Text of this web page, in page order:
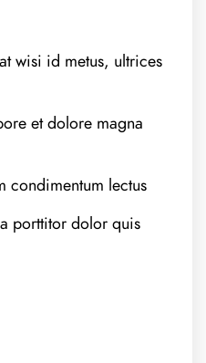
wisi id metus, ultrices
et dolore magna
condimentum lectus
porttitor dolor quis